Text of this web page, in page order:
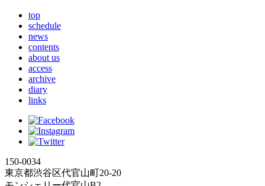
top
schedule
news
contents
about us
access
archive
diary
links
150-0034
東京都渋谷区代官山町20-20